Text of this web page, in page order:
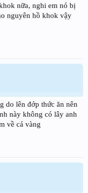
nữa, nghi em nó bị
nguyên hồ khok vậy
do lên đớp thức ăn nên
này không có lây anh
về cá vàng